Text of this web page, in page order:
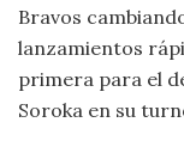
Bravos
lanzamientos
primera para el
Soroka en su